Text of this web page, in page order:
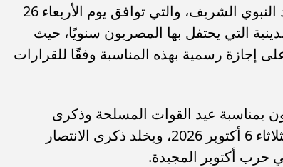
وتتضمن قائمة الإجازات المتبقية أيضًا إجازة المولد النبوي الشريف، والتي توافق يوم الأربعاء 26
الدينية التي يحتفل بها المصريون سنويًا، حيث
إجازة رسمية بهذه المناسبة وفقًا للقرارات
بمناسبة عيد القوات المسلحة وذكرى
انتصارات السادس من أكتوبر، والذي يوافق يوم الثلاثاء 6 أكتوبر 2026، ويخلد ذكرى الانتصار
حرب أكتوبر المجيدة.